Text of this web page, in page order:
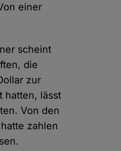
einer
scheint
die
zur
hatten, lässt
Von den
zahlen